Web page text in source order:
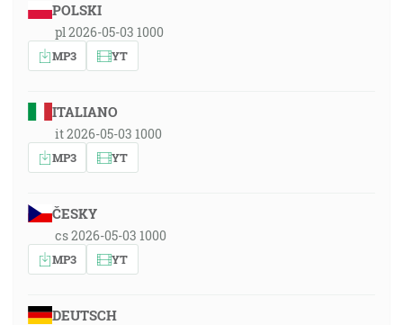
POLSKI
pl 2026-05-03 1000
MP3 YT
ITALIANO
it 2026-05-03 1000
MP3 YT
ČESKY
cs 2026-05-03 1000
MP3 YT
DEUTSCH